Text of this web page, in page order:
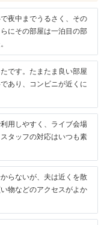
夜中までうるさく、その
にその部屋は一泊目の部
です。たまたま良い部屋
あり、コンビニが近くに
用しやすく、ライブ会場
タッフの対応はいつも素
らないが、夫は近くを散
物などのアクセスがよか